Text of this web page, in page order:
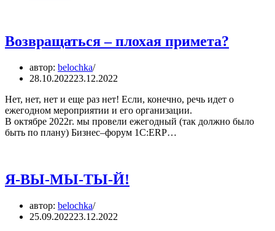
Возвращаться – плохая примета?
автор: belochka
28.10.202223.12.2022
Нет, нет, нет и еще раз нет! Если, конечно, речь идет о
ежегодном мероприятии и его организации.
В октябре 2022г. мы провели ежегодный (так должно было
быть по плану) Бизнес–форум 1С:ERP…
Я-ВЫ-МЫ-ТЫ-Й!
автор: belochka
25.09.202223.12.2022